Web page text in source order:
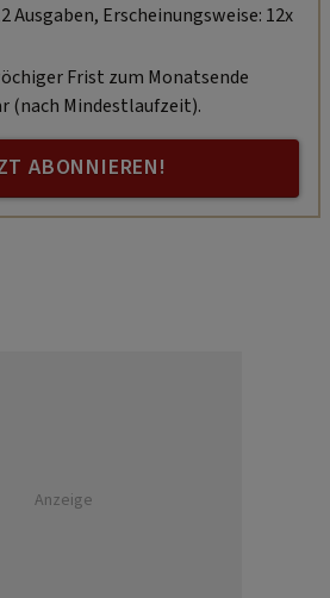
Ausgaben, Erscheinungsweise: 12x
Frist zum Monatsende
(nach Mindestlaufzeit).
ABONNIEREN!
Anzeige